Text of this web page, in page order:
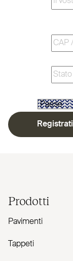
Registrati
Prodotti
Pavimenti
Tappeti